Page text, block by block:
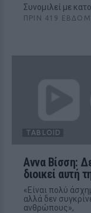
Συνομιλεί με
ΠΡΙΝ 419
TABLOID
Αννα Βίσση:
διοικεί αυτή
«Είναι πολύ
αλλά δεν
ανθρώπους»,